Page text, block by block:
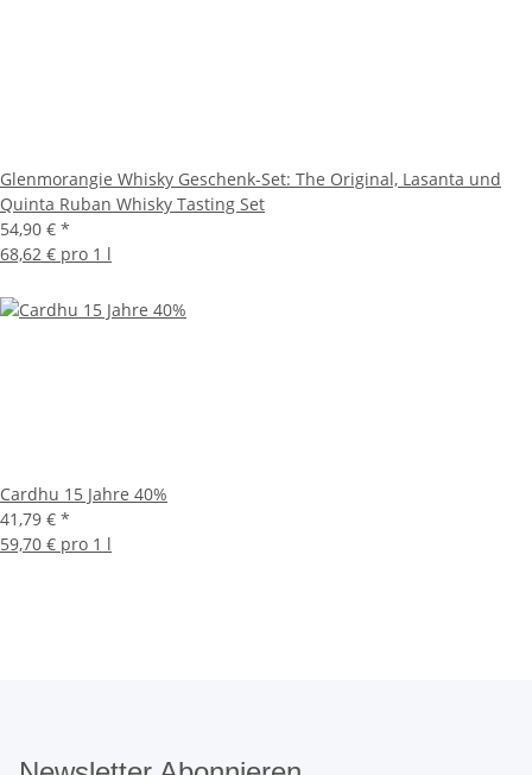
Glenmorangie Whisky Geschenk-Set: The Original, Lasanta und
Quinta Ruban Whisky Tasting Set
54,90 € *
68,62 € pro 1 l
Cardhu 15 Jahre 40%
41,79 € *
59,70 € pro 1 l